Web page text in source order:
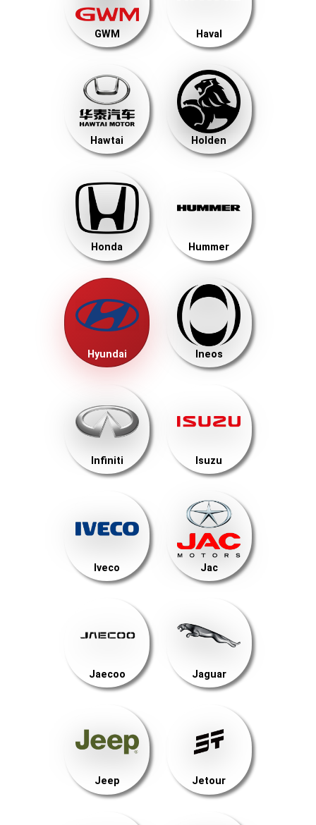
GWM Haval
Hawtai Holden
Honda Hummer
Hyundai Ineos
Infiniti Isuzu
Iveco Jac
Jaecoo Jaguar
Jeep Jetour